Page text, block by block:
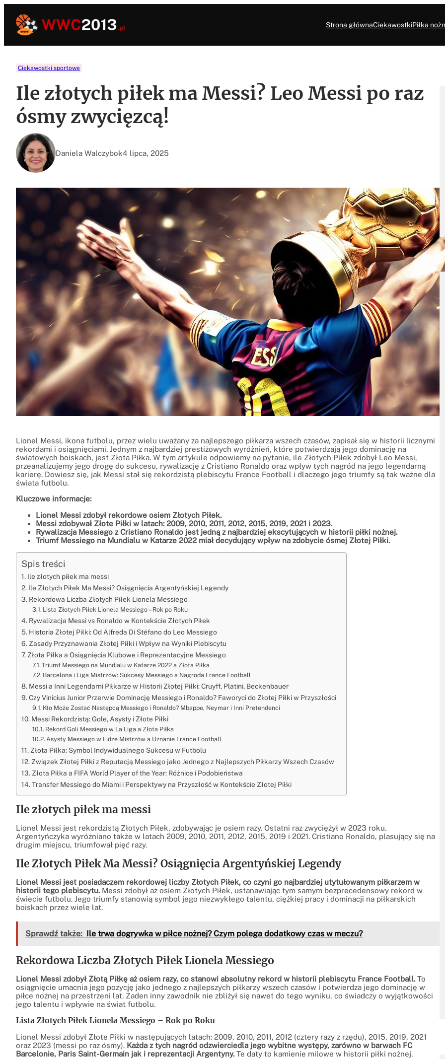
treści
Strona głównaCiekawostkiPiłka
Ciekawostki sportowe
Ile złotych piłek ma Messi? Leo Messi po raz
ósmy zwycięzcą!
Daniela Walczybok4 lipca, 2025
Lionel Messi, ikona futbolu, przez wielu uważany za najlepszego piłkarza wszech czasów, zapisał się w historii licznymi
rekordami i osiągnięciami. Jednym z najbardziej prestiżowych wyróżnień, które potwierdzają jego dominację na
światowych boiskach, jest Złota Piłka. W tym artykule odpowiemy na pytanie, ile Złotych Piłek zdobył Leo Messi,
przeanalizujemy jego drogę do sukcesu, rywalizację z Cristiano Ronaldo oraz wpływ tych nagród na jego legendarną
karierę. Dowiesz się, jak Messi stał się rekordzistą plebiscytu France Football i dlaczego jego triumfy są tak ważne dla
świata futbolu.
Kluczowe informacje:
Lionel Messi zdobył rekordowe osiem Złotych Piłek.
Messi zdobywał Złote Piłki w latach: 2009, 2010, 2011, 2012, 2015, 2019, 2021 i 2023.
Rywalizacja Messiego z Cristiano Ronaldo jest jedną z najbardziej ekscytujących w historii piłki nożnej.
Triumf Messiego na Mundialu w Katarze 2022 miał decydujący wpływ na zdobycie ósmej Złotej Piłki.
Spis treści
Ile złotych piłek ma messi
Ile Złotych Piłek Ma Messi? Osiągnięcia Argentyńskiej Legendy
Rekordowa Liczba Złotych Piłek Lionela Messiego
Lista Złotych Piłek Lionela Messiego – Rok po Roku
Rywalizacja Messi vs Ronaldo w Kontekście Złotych Piłek
Historia Złotej Piłki: Od Alfreda Di Stéfano do Leo Messiego
Zasady Przyznawania Złotej Piłki i Wpływ na Wyniki Plebiscytu
Złota Piłka a Osiągnięcia Klubowe i Reprezentacyjne Messiego
Triumf Messiego na Mundialu w Katarze 2022 a Złota Piłka
Barcelona i Liga Mistrzów: Sukcesy Messiego a Nagroda France Football
Messi a Inni Legendarni Piłkarze w Historii Złotej Piłki: Cruyff, Platini, Beckenbauer
Czy Vinicius Junior Przerwie Dominację Messiego i Ronaldo? Faworyci do Złotej Piłki w Przyszłości
Kto Może Zostać Następcą Messiego i Ronaldo? Mbappe, Neymar i Inni Pretendenci
Messi Rekordzistą: Gole, Asysty i Złote Piłki
Rekord Goli Messiego w La Liga a Złota Piłka
Asysty Messiego w Lidze Mistrzów a Uznanie France Football
Złota Piłka: Symbol Indywidualnego Sukcesu w Futbolu
Związek Złotej Piłki z Reputacją Messiego jako Jednego z Najlepszych Piłkarzy Wszech Czasów
Złota Piłka a FIFA World Player of the Year: Różnice i Podobieństwa
Transfer Messiego do Miami i Perspektywy na Przyszłość w Kontekście Złotej Piłki
Ile złotych piłek ma messi
Lionel Messi jest rekordzistą Złotych Piłek, zdobywając je osiem razy. Ostatni raz zwyciężył w 2023 roku.
Argentyńczyka wyróżniano także w latach 2009, 2010, 2011, 2012, 2015, 2019 i 2021. Cristiano Ronaldo, plasujący się na
drugim miejscu, triumfował pięć razy.
Ile Złotych Piłek Ma Messi? Osiągnięcia Argentyńskiej Legendy
Lionel Messi jest posiadaczem rekordowej liczby Złotych Piłek, co czyni go najbardziej utytułowanym piłkarzem w
historii tego plebiscytu.Messi zdobył aż osiem Złotych Piłek, ustanawiając tym samym bezprecedensowy rekord w
świecie futbolu. Jego triumfy stanowią symbol jego niezwykłego talentu, ciężkiej pracy i dominacji na piłkarskich
boiskach przez wiele lat.
Sprawdź także: Ile trwa dogrywka w piłce nożnej? Czym polega dodatkowy czas w meczu?
Rekordowa Liczba Złotych Piłek Lionela Messiego
Lionel Messi zdobył Złotą Piłkę aż osiem razy, co stanowi absolutny rekord w historii plebiscytu France Football.To
osiągnięcie umacnia jego pozycję jako jednego z najlepszych piłkarzy wszech czasów i potwierdza jego dominację w
piłce nożnej na przestrzeni lat. Żaden inny zawodnik nie zbliżył się nawet do tego wyniku, co świadczy o wyjątkowości
jego talentu i wpływie na świat futbolu.
Lista Złotych Piłek Lionela Messiego – Rok po Roku
Lionel Messi zdobył Złote Piłki w następujących latach: 2009, 2010, 2011, 2012 (cztery razy z rzędu), 2015, 2019, 2021
oraz 2023 (messi po raz ósmy). Każda z tych nagród odzwierciedla jego wybitne występy, zarówno w barwach FC
Barcelonie, Paris Saint-Germain jak i reprezentacji Argentyny.Te daty to kamienie milowe w historii piłki nożnej.